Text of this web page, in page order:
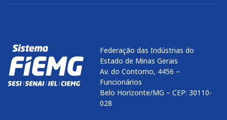
Federação das Indústrias do
Estado de Minas Gerais
Av. do Contorno, 4456 –
Funcionários
Belo Horizonte/MG – CEP: 30110-
028